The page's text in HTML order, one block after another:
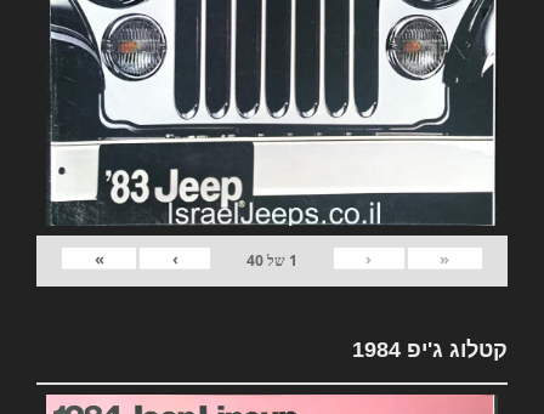
«
‹
1 של40
›
»
קטלוג ג'יפ 1984